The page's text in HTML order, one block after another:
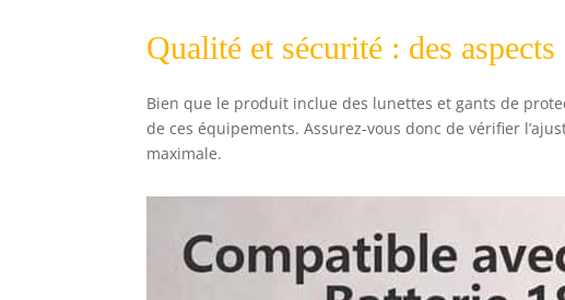
Qualité et sécurité : des
Bien que le produit inclue des lunettes et gants de
de ces équipements. Assurez-vous donc de vérifier
maximale.